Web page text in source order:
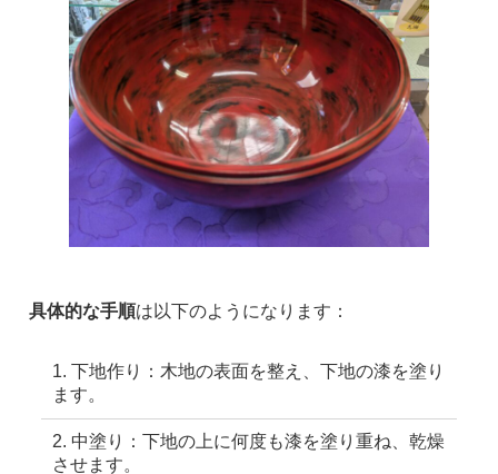
具体的な手順は以下のようになります：
下地作り：木地の表面を整え、下地の漆を塗り
ます。
中塗り：下地の上に何度も漆を塗り重ね、乾燥
させます。